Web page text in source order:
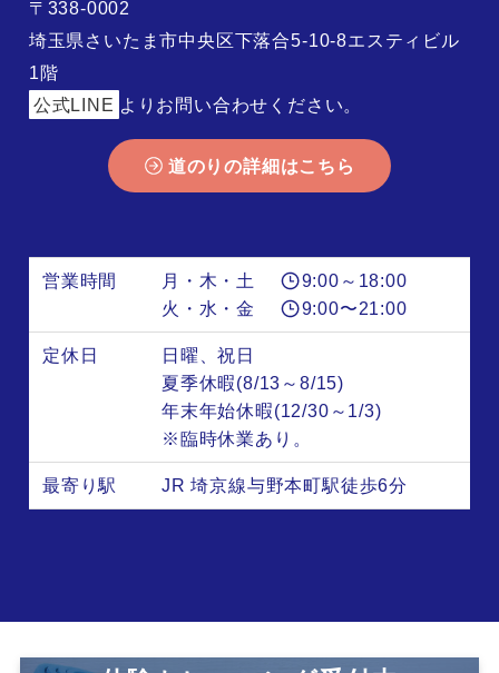
〒338-0002
埼玉県さいたま市中央区下落合5-10-8エスティビル
1階
公式LINE よりお問い合わせください。
道のりの詳細はこちら
営業時間 月・木・土
9:00～18:00
火・水・金
9:00〜21:00
定休日
日曜、祝日
夏季休暇(8/13～8/15)
年末年始休暇(12/30～1/3)
※臨時休業あり。
最寄り駅 JR 埼京線与野本町駅徒歩6分